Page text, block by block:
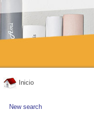
Inicio
New search